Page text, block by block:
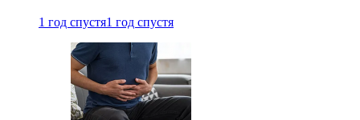
1 год спустя1 год спустя